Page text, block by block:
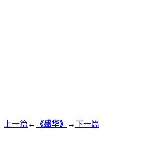
上一篇 ← 《盛华》 →下一篇